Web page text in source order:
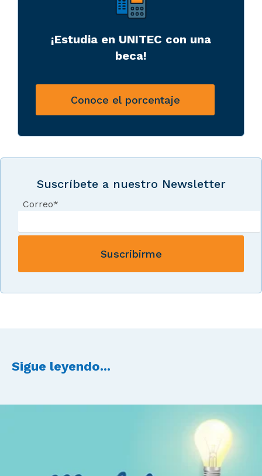
¡Estudia en UNITEC con una
beca!
Conoce el porcentaje
Suscríbete a nuestro Newsletter
Correo*
Sigue leyendo...